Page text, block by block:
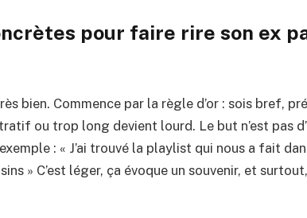
pour faire rire son ex
bien. Commence par la règle d’or : sois bref,
ou trop long devient lourd. Le but n’est pas
: « J’ai trouvé la playlist qui nous a fait
» C’est léger, ça évoque un souvenir, et surtout,